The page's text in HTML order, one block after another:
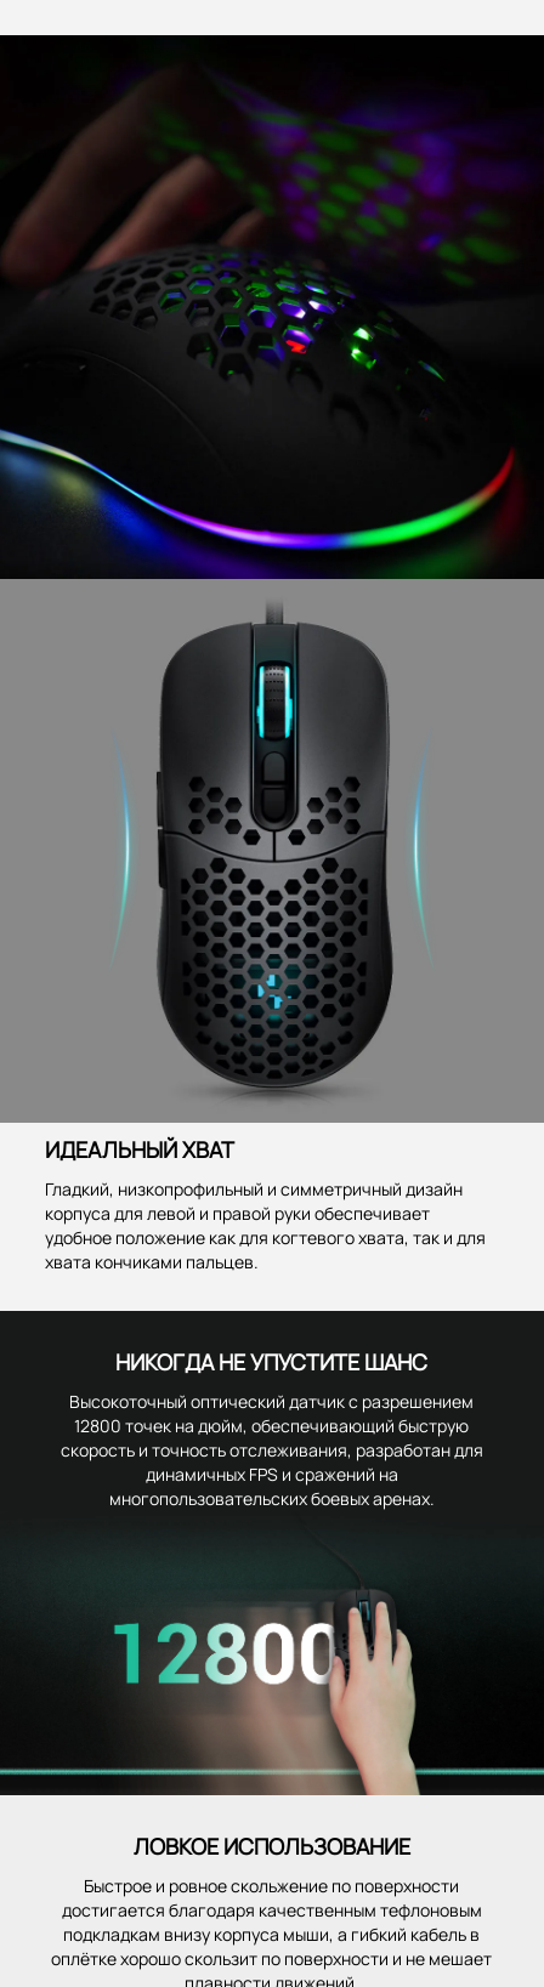
ИДЕАЛЬНЫЙ ХВАТ
Гладкий, низкопрофильный и симметричный дизайн
корпуса для левой и правой руки обеспечивает
удобное положение как для когтевого хвата, так и для
хвата кончиками пальцев.
НИКОГДА НЕ УПУСТИТЕ ШАНС
Высокоточный оптический датчик с разрешением
12800 точек на дюйм, обеспечивающий быструю
скорость и точность отслеживания, разработан для
динамичных FPS и сражений на
многопользовательских боевых аренах.
ЛОВКОЕ ИСПОЛЬЗОВАНИЕ
Быстрое и ровное скольжение по поверхности
достигается благодаря качественным тефлоновым
подкладкам внизу корпуса мыши, а гибкий кабель в
оплётке хорошо скользит по поверхности и не мешает
плавности движений.